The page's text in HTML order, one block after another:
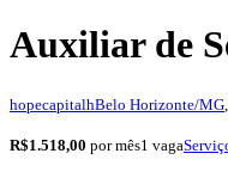
Auxiliar de
hopecapitalhBelo Horizonte/MG
R$1.518,00 por mês1 vaga